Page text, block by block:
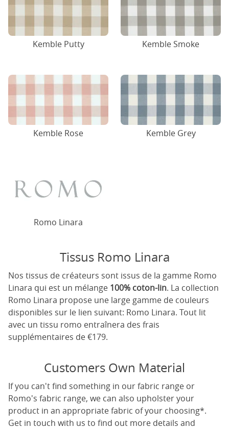
Kemble Putty Kemble Smoke
Kemble Rose Kemble Grey
Romo Linara
Tissus Romo Linara
Nos tissus de créateurs sont issus de la gamme Romo
Linara qui est un mélange 100% coton-lin. La collection
Romo Linara propose une large gamme de couleurs
disponibles sur le lien suivant: Romo Linara. Tout lit
avec un tissu romo entraînera des frais
supplémentaires de €179.
Customers Own Material
If you can't find something in our fabric range or
Romo's fabric range, we can also upholster your
product in an appropriate fabric of your choosing*.
Get in touch with us to find out more details and